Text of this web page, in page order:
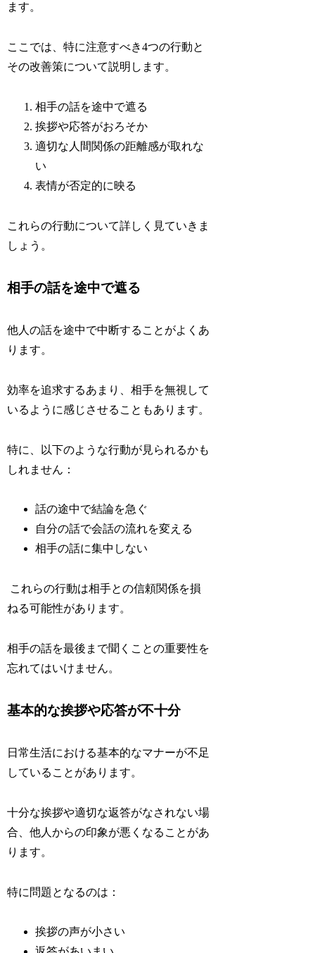
ます。
ここでは、特に注意すべき4つの行動と
その改善策について説明します。
相手の話を途中で遮る
挨拶や応答がおろそか
適切な人間関係の距離感が取れな
い
表情が否定的に映る
これらの行動について詳しく見ていきま
しょう。
相手の話を途中で遮る
他人の話を途中で中断することがよくあ
ります。
効率を追求するあまり、相手を無視して
いるように感じさせることもあります。
特に、以下のような行動が見られるかも
しれません：
話の途中で結論を急ぐ
自分の話で会話の流れを変える
相手の話に集中しない
これらの行動は相手との信頼関係を損
ねる可能性があります。
相手の話を最後まで聞くことの重要性を
忘れてはいけません。
基本的な挨拶や応答が不十分
日常生活における基本的なマナーが不足
していることがあります。
十分な挨拶や適切な返答がなされない場
合、他人からの印象が悪くなることがあ
ります。
特に問題となるのは：
挨拶の声が小さい